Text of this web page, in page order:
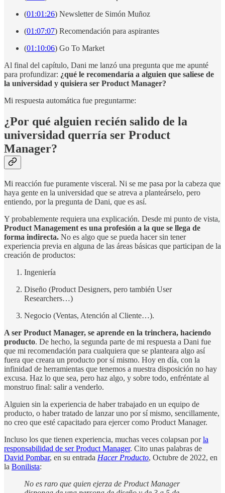
(01:01:26) Newsletter de Simón Muñoz
(01:07:07) Recomendación para aspirantes
(01:10:06) Go To Market
Al final del capítulo, Dani me lanzó una pregunta que me apunté
para profundizar: ¿qué le recomendaría a alguien que saliese de
la universidad y quisiera ser Product Manager?
Mi respuesta automática fue preguntarme:
¿Por qué alguien recién salido de la
universidad querría ser Product
Manager?
Mi reacción fue puramente visceral. Ni se me pasa por la cabeza que
haya gente en la universidad que se atreva a planteárselo, pero
entiendo, por la pregunta de Dani, que es así.
Y probablemente requiera una explicación. Desde mi punto de vista,
Product Management es una profesión a la que se llega de
forma indirecta. No es algo que se pueda hacer sin tener
experiencia previa en alguna de las áreas básicas que participan de la
creación de productos:
Ingeniería
Diseño (Product Designers, pero también User
Researchers…)
Negocio (Ventas, Atención al Cliente…).
A ser Product Manager, se aprende en la trinchera, haciendo
producto. De hecho, la segunda parte de mi respuesta a Dani fue
que mi recomendación para cualquiera que se planteara algo así
fuera que creara un producto por sí mismo. Hoy en día, con la
infinidad de herramientas que tenemos a nuestra disposición no hay
excusa. Haz lo que sea, pero haz algo, y sobre todo, enfréntate al
monstruo final: salir a venderlo.
Alguien sin la experiencia de haber trabajado en un equipo de
producto, o haber tratado de lanzar uno por sí mismo, sencillamente,
no creo que esté capacitado para ejercer como Product Manager.
Incluso los que tienen experiencia, muchas veces colapsan porla
responsabilidad de ser Product Manager. Cito unas palabras de
David Pombar, en su entrada Hacer Producto, Octubre de 2022, en
la Bonilista:
No es raro que quien ejerza de Product Manager